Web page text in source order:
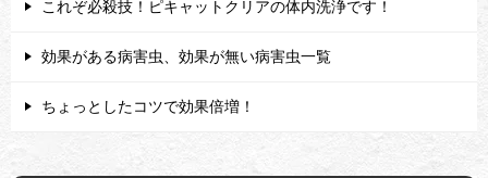
これぞ必殺技！ピキャットクリアの体内洗浄です！
効果がある病害虫、効果が無い病害虫一覧
ちょっとしたコツで効果倍増！